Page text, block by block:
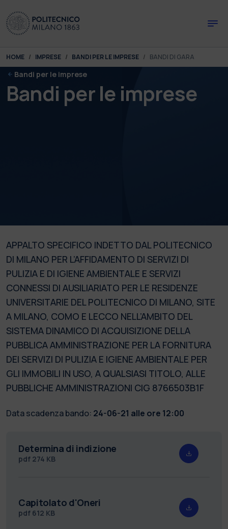
You are here:
HOME IMPRESE BANDI PER LE IMPRESE BANDI DI GARA
Bandi per le imprese
Bandi per le imprese
APPALTO SPECIFICO INDETTO DAL POLITECNICO
DI MILANO PER L’AFFIDAMENTO DI SERVIZI DI
PULIZIA E DI IGIENE AMBIENTALE E SERVIZI
CONNESSI DI AUSILIARIATO PER LE RESIDENZE
UNIVERSITARIE DEL POLITECNICO DI MILANO, SITE
A MILANO, COMO E LECCO NELL’AMBITO DEL
SISTEMA DINAMICO DI ACQUISIZIONE DELLA
PUBBLICA AMMINISTRAZIONE PER LA FORNITURA
DEI SERVIZI DI PULIZIA E IGIENE AMBIENTALE PER
GLI IMMOBILI IN USO, A QUALSIASI TITOLO, ALLE
PUBBLICHE AMMINISTRAZIONI CIG 8766503B1F
Data scadenza bando: 24-06-21 alle ore 12:00
Determina di indizione
pdf 274 KB
Capitolato d'Oneri
pdf 612 KB